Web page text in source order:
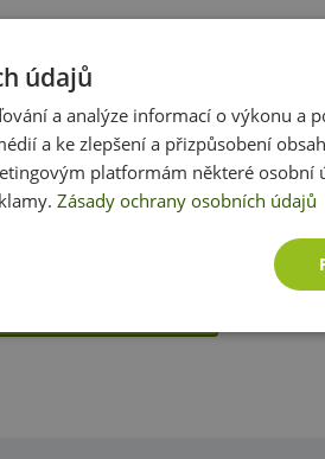
joggingu nebo cvičení pro
Napište recenzi a pomozte
rozhodováním. Děkujeme :-)
údajů
a analýze informací o výkonu a
a ke zlepšení a přizpůsobení
platformám některé osobní
Zásady ochrany osobních údajů